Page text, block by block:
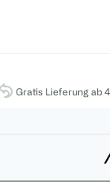
Gratis Lieferung ab